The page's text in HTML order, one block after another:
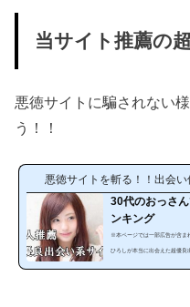
当サイト推薦の
悪徳サイトに騙されない
う！！
悪徳サイトを斬る！！出会い
30代のおっさ
ンキング
※本ページでは一部広告が含ま
ひろしが本当に出会えた超優良